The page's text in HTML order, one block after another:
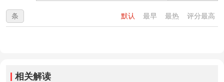
默认 最早 最热 评分最高
条
相关解读